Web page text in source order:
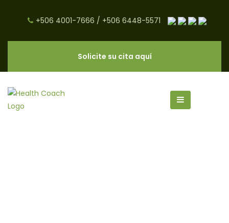
+506 4001-7666 / +506 6448-5571
Solicite su cita aquí